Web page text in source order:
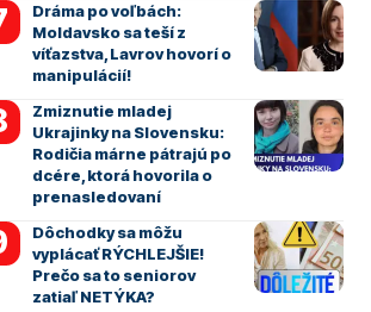
Dráma po voľbách:
Moldavsko sa teší z
víťazstva, Lavrov hovorí o
manipulácií!
Zmiznutie mladej
Ukrajinky na Slovensku:
Rodičia márne pátrajú po
dcére, ktorá hovorila o
prenasledovaní
Dôchodky sa môžu
vyplácať RÝCHLEJŠIE!
Prečo sa to seniorov
zatiaľ NETÝKA?